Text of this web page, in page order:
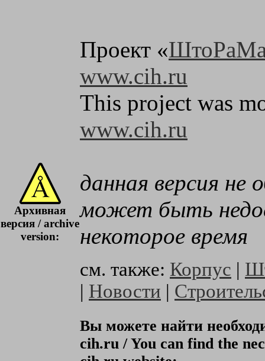
Архивная
версия / archive
version:
Проект «
www.cih.ru
This project was
www.cih.ru
данная версия не
может быть
некоторое время
см. также: Корпус |
| Новости |
Вы можете найти
cih.ru / You can find the